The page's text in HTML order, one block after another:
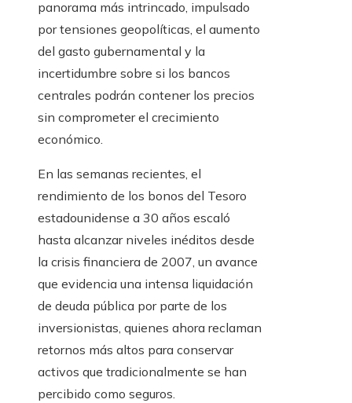
panorama más intrincado, impulsado
por tensiones geopolíticas, el aumento
del gasto gubernamental y la
incertidumbre sobre si los bancos
centrales podrán contener los precios
sin comprometer el crecimiento
económico.
En las semanas recientes, el
rendimiento de los bonos del Tesoro
estadounidense a 30 años escaló
hasta alcanzar niveles inéditos desde
la crisis financiera de 2007, un avance
que evidencia una intensa liquidación
de deuda pública por parte de los
inversionistas, quienes ahora reclaman
retornos más altos para conservar
activos que tradicionalmente se han
percibido como seguros.